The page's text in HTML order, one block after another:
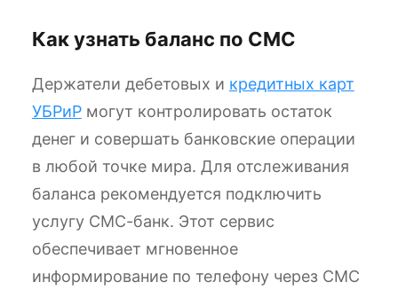
Как узнать баланс по СМС
Держатели дебетовых и кредитных карт
УБРиРмогут контролировать остаток
денег и совершать банковские операции
в любой точке мира. Для отслеживания
баланса рекомендуется подключить
услугу СМС-банк. Этот сервис
обеспечивает мгновенное
информирование по телефону через СМС